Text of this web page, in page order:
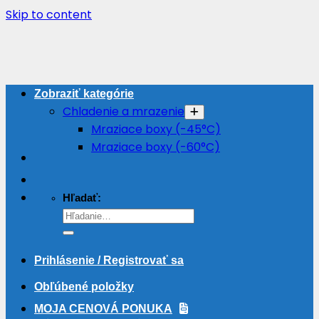
Skip to content
Hľadať:
Prihlásenie / Registrovať sa
Obľúbené položky
MOJA CENOVÁ PONUKA
Zobraziť kategórie
Chladenie a mrazenie
Mraziace boxy (-45°C)
Mraziace boxy (-60°C)